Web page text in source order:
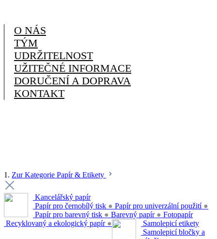
O NÁS
TÝM
UDRŽITELNOST
UŽITEČNÉ INFORMACE
DORUČENÍ A DOPRAVA
KONTAKT
1. Zur Kategorie Papír & Etikety
Kancelářský papír
Papír pro černobílý tisk ● Papír pro univerzální použití ●
Papír pro barevný tisk ● Barevný papír ●
Recyklovaný a ekologický papír ●
Fotopapír
Samolepicí etikety
Samolepicí bločky a